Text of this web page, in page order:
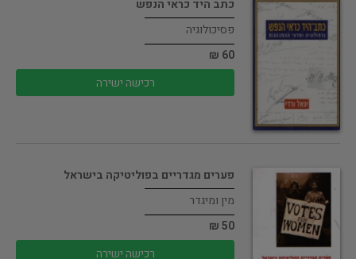
כתב היד כראי הנפש
פסיכולוגיה
60 ₪
רכישה ישירה
פערים מגדריים בפוליטיקה בישראל
מין ומיגדר
50 ₪
רכישה ישירה